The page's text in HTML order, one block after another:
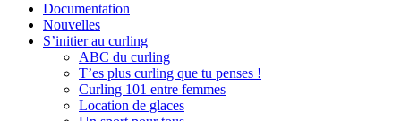
Documentation
Nouvelles
S’initier au curling
ABC du curling
T’es plus curling que tu penses !
Curling 101 entre femmes
Location de glaces